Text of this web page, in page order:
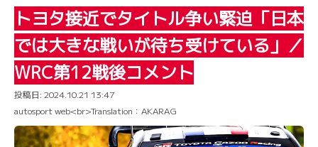
トヨタ接近でタイトル争い緊迫「日本
では大きな戦いが待ち受けている」／
WRC第12戦後コメント
投稿日: 2024.10.21 13:47
autosport web<br>Translation：AKARAG